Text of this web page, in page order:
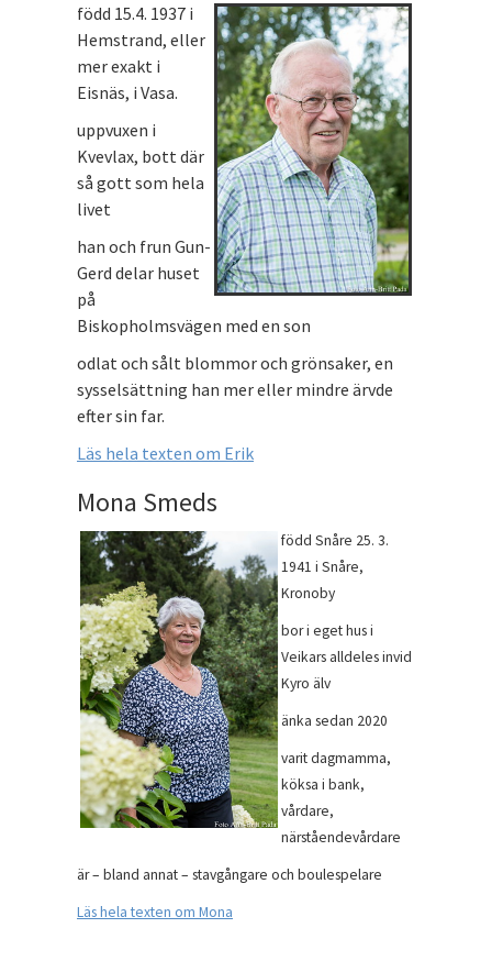
född 15.4. 1937 i
Hemstrand, eller
mer exakt i
Eisnäs, i Vasa.
uppvuxen i
Kvevlax, bott där
så gott som hela
livet
han och frun Gun-
Gerd delar huset
på
Biskopholmsvägen med en son
odlat och sålt blommor och grönsaker, en
sysselsättning han mer eller mindre ärvde
efter sin far.
Läs hela texten om Erik
Mona Smeds
född Snåre 25. 3.
1941 i Snåre,
Kronoby
bor i eget hus i
Veikars alldeles invid
Kyro älv
änka sedan 2020
varit dagmamma,
köksa i bank,
vårdare,
närståendevårdare
är – bland annat – stavgångare och boulespelare
Läs hela texten om Mona